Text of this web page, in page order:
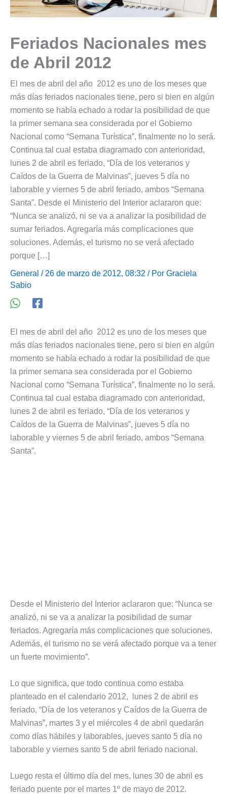
Feriados Nacionales mes
de Abril 2012
El mes de abril del año 2012 es uno de los meses que
más días feriados nacionales tiene, pero si bien en algún
momento se había echado a rodar la posibilidad de que
la primer semana sea considerada por el Gobierno
Nacional como “Semana Turística”, finalmente no lo será.
Continua tal cual estaba diagramado con anterioridad,
lunes 2 de abril es feriado, “Día de los veteranos y
Caídos de la Guerra de Malvinas”, jueves 5 día no
laborable y viernes 5 de abril feriado, ambos “Semana
Santa”. Desde el Ministerio del Interior aclararon que:
“Nunca se analizó, ni se va a analizar la posibilidad de
sumar feriados. Agregaría más complicaciones que
soluciones. Además, el turismo no se verá afectado
porque […]
General / 26 de marzo de 2012, 08:32 / Por Graciela
Sabio
El mes de abril del año 2012 es uno de los meses que
más días feriados nacionales tiene, pero si bien en algún
momento se había echado a rodar la posibilidad de que
la primer semana sea considerada por el Gobierno
Nacional como “Semana Turística”, finalmente no lo será.
Continua tal cual estaba diagramado con anterioridad,
lunes 2 de abril es feriado, “Día de los veteranos y
Caídos de la Guerra de Malvinas”, jueves 5 día no
laborable y viernes 5 de abril feriado, ambos “Semana
Santa”.
Desde el Ministerio del Interior aclararon que: “Nunca se
analizó, ni se va a analizar la posibilidad de sumar
feriados. Agregaría más complicaciones que soluciones.
Además, el turismo no se verá afectado porque va a tener
un fuerte movimiento”.
Lo que significa, que todo continua como estaba
planteado en el calendario 2012, lunes 2 de abril es
feriado, “Día de los veteranos y Caídos de la Guerra de
Malvinas”, martes 3 y el miércoles 4 de abril quedarán
como días hábiles y laborables, jueves santo 5 día no
laborable y viernes santo 5 de abril feriado nacional.
Luego resta el último día del mes, lunes 30 de abril es
feriado puente por el martes 1º de mayo de 2012.